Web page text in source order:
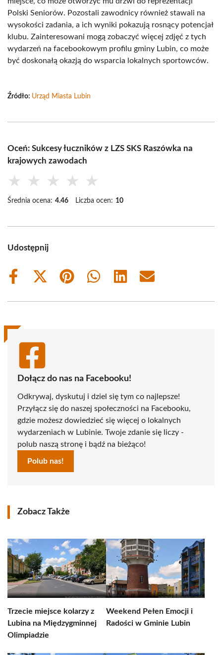
Polski Seniorów. Pozostali zawodnicy również stawali na
wysokości zadania, a ich wyniki pokazują rosnący potencjał
klubu. Zainteresowani mogą zobaczyć więcej zdjęć z tych
wydarzeń na facebookowym profilu gminy Lubin, co może
być doskonałą okazją do wsparcia lokalnych sportowców.
Źródło: Urząd Miasta Lubin
Oceń: Sukcesy łuczników z LZS SKS Raszówka na
krajowych zawodach
★ ★ ★ ★ ★
Średnia ocena: 4.46 Liczba ocen: 10
Udostępnij
Share
Share
(Twitter)
Share
Share
Share
Share
Dołącz do nas na Facebooku!
Odkrywaj, dyskutuj i dziel się tym co najlepsze!
Przyłącz się do naszej społeczności na Facebooku,
gdzie możesz dowiedzieć się więcej o lokalnych
wydarzeniach w Lubinie. Twoje zdanie się liczy -
polub naszą stronę i bądź na bieżąco!
Polub nas!
Zobacz Także
Trzecie miejsce kolarzy z
Lubina na Międzygminnej
Olimpiadzie
Weekend Pełen Emocji i
Radości w Gminie Lubin